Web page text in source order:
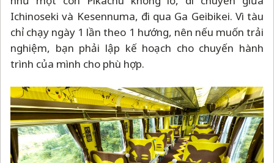
Ichinoseki và Kesennuma, đi qua Ga Geibikei. Vì tàu
chỉ chạy ngày 1 lần theo 1 hướng, nên nếu muốn trải
nghiệm, bạn phải lập kế hoạch cho chuyến hành
trình của mình cho phù hợp.